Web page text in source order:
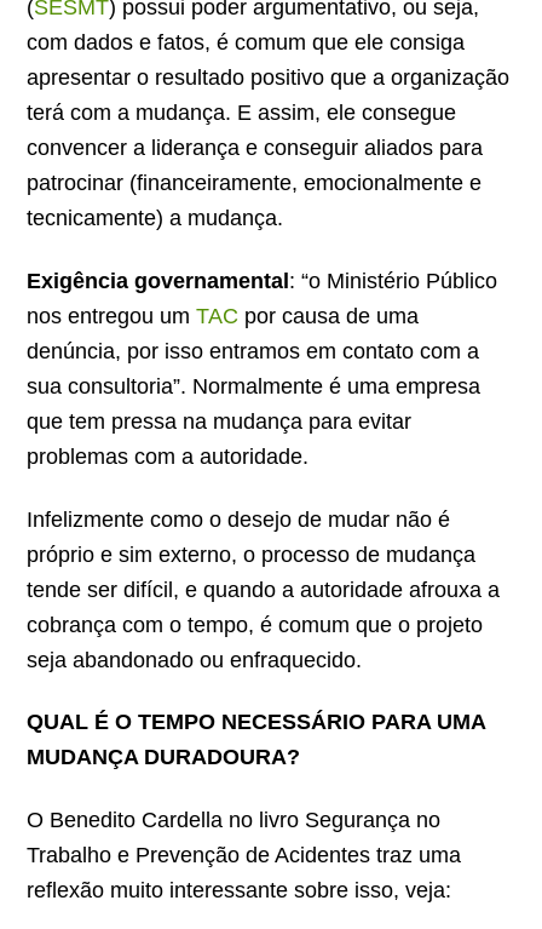
(SESMT) possui poder argumentativo, ou seja,
com dados e fatos, é comum que ele consiga
apresentar o resultado positivo que a organização
terá com a mudança. E assim, ele consegue
convencer a liderança e conseguir aliados para
patrocinar (financeiramente, emocionalmente e
tecnicamente) a mudança.
Exigência governamental: “o Ministério Público
nos entregou umTAC por causa de uma
denúncia, por isso entramos em contato com a
sua consultoria”. Normalmente é uma empresa
que tem pressa na mudança para evitar
problemas com a autoridade.
Infelizmente como o desejo de mudar não é
próprio e sim externo, o processo de mudança
tende ser difícil, e quando a autoridade afrouxa a
cobrança com o tempo, é comum que o projeto
seja abandonado ou enfraquecido.
QUAL É O TEMPO NECESSÁRIO PARA UMA
MUDANÇA DURADOURA?
O Benedito Cardella no livro Segurança no
Trabalho e Prevenção de Acidentes traz uma
reflexão muito interessante sobre isso, veja: